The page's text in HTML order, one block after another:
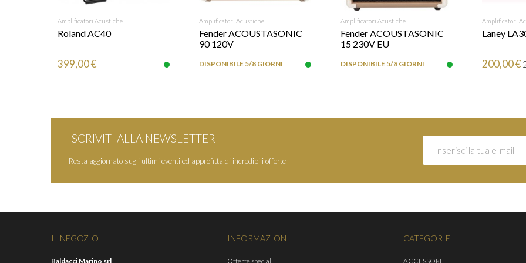
AGGIUNGI
Amplificatori Acustiche
Roland AC40
399,00 €
RICHIEDI INFO
Amplificatori Acustiche
Fender ACOUSTASONIC
90 120V
DISPONIBILE 5/8 GIORNI
RICHIEDI INFO
Amplificatori Acustiche
Fender ACOUSTASONIC
15 230V EU
DISPONIBILE 5/8 GIORNI
Amplificatori
Laney
200,00 €
ISCRIVITI ALLA NEWSLETTER
Resta aggiornato sugli ultimi eventi ed approfitta di incredibili offerte
IL NEGOZIO
Baldacci Marino srl
INFORMAZIONI
Offerte speciali
CATEGORIE
ACCESSORI